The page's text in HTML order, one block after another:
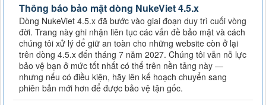
Thông báo bảo mật dòng NukeViet 4.5.x
Dòng NukeViet 4.5.x đã bước vào giai đoạn duy trì cuối vòng
đời. Trang này ghi nhận liên tục các vấn đề bảo mật và cách
chúng tôi xử lý để giữ an toàn cho những website còn ở lại
trên dòng 4.5.x đến tháng 7 năm 2027. Chúng tôi vẫn nỗ lực
bảo vệ bạn ở mức tốt nhất có thể trên nền tảng này —
nhưng nếu có điều kiện, hãy lên kế hoạch chuyển sang
phiên bản mới hơn để được bảo vệ tận gốc.